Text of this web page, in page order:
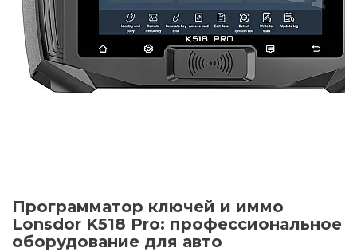
Программатор ключей и иммо
Lonsdor K518 Pro: профессиональное
оборудование для авто